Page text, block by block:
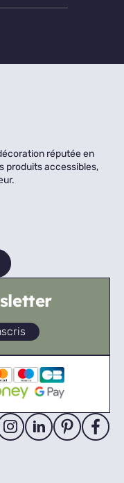
réputée en
produits accessibles,